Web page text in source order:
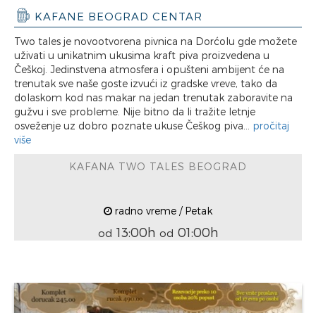
KAFANE BEOGRAD CENTAR
Two tales je novootvorena pivnica na Dorćolu gde možete
uživati u unikatnim ukusima kraft piva proizvedena u
Češkoj. Jedinstvena atmosfera i opušteni ambijent će na
trenutak sve naše goste izvući iz gradske vreve, tako da
dolaskom kod nas makar na jedan trenutak zaboravite na
gužvu i sve probleme. Nije bitno da li tražite letnje
osveženje uz dobro poznate ukuse Češkog piva... pročitaj
više
KAFANA TWO TALES BEOGRAD
radno vreme / Petak
od 13:00h od 01:00h